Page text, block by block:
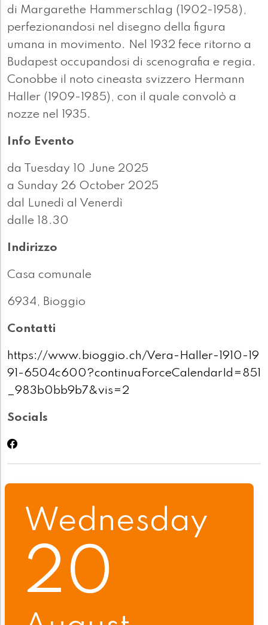
di Margarethe Hammerschlag (1902-1958),
perfezionandosi nel disegno della figura
umana in movimento. Nel 1932 fece ritorno a
Budapest occupandosi di scenografia e regia.
Conobbe il noto cineasta svizzero Hermann
Haller (1909-1985), con il quale convolò a
nozze nel 1935.
Info Evento
da Tuesday 10 June 2025
a Sunday 26 October 2025
dal Lunedì al Venerdì
dalle 18.30
Indirizzo
Casa comunale
6934, Bioggio
Contatti
https://www.bioggio.ch/Vera-Haller-1910-19
91-6504c600?continuaForceCalendarId=851
_983b0bb9b7&vis=2
Socials
Wednesday
20